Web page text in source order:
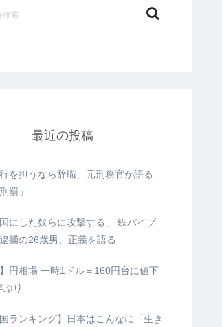
最近の投稿
行を担うなら辞職」元刑務官が語る
罰」
国にした奴らに攻撃する」 鉄パイプ
捕の26歳男、正義を語る
】円相場 一時1ドル＝160円台に値下
ぶり
国ランキング】日本はこんなに「生き